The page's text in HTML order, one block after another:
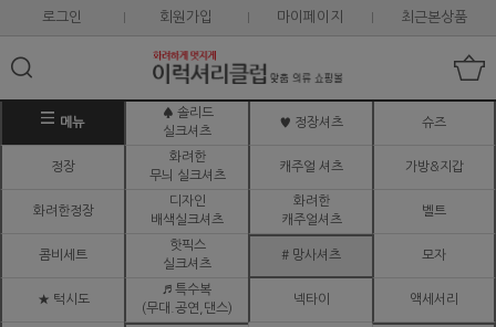
로그인 회원가입 마이페이지 최근본상품
메뉴
♠ 솔리드
실크셔츠
♥ 정장셔츠 슈즈
정장
화려한
무늬 실크셔츠
캐주얼 셔츠 가방&지갑
화려한정장
디자인
배색실크셔츠
화려한
캐주얼셔츠
벨트
콤비세트
핫픽스
실크셔츠
# 망사셔츠 모자
★ 턱시도
♬ 특수복
(무대.공연,댄스)
넥타이 액세서리